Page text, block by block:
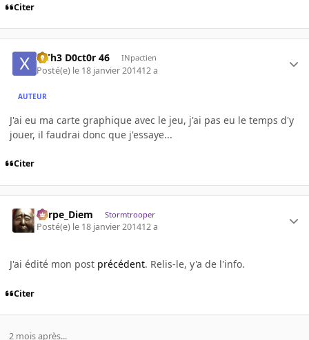
Citer
x Th3 D0ct0r 46 INpactien
Posté(e) le 18 janvier 201412 a
AUTEUR
J'ai eu ma carte graphique avec le jeu, j'ai pas eu le temps d'y
jouer, il faudrai donc que j'essaye...
Citer
Carpe_Diem Stormtrooper
Posté(e) le 18 janvier 201412 a
J'ai édité mon post précédent. Relis-le, y'a de l'info.
Citer
2 mois après...